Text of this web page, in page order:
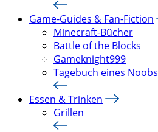
Game-Guides & Fan-Fiction
Minecraft-Bücher
Battle of the Blocks
Gameknight999
Tagebuch eines Noobs
Essen & Trinken
Grillen